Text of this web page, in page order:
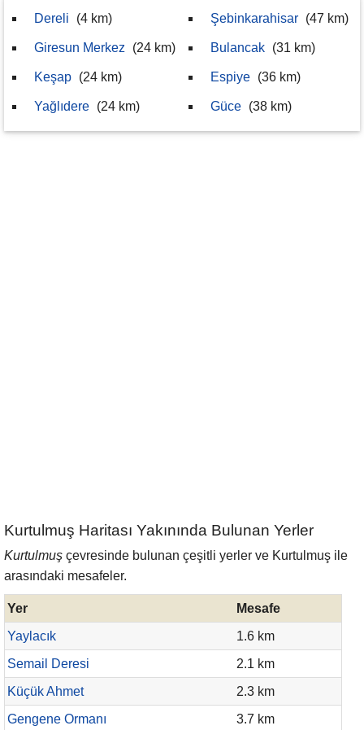
Dereli (4 km)
Giresun Merkez (24 km)
Keşap (24 km)
Yağlıdere (24 km)
Şebinkarahisar (47 km)
Bulancak (31 km)
Espiye (36 km)
Güce (38 km)
Kurtulmuş Haritası Yakınında Bulunan Yerler
Kurtulmuş çevresinde bulunan çeşitli yerler ve Kurtulmuş ile
arasındaki mesafeler.
Yer
Mesafe
Yaylacık
1.6 km
Semail Deresi
2.1 km
Küçük Ahmet
2.3 km
Gengene Ormanı
3.7 km